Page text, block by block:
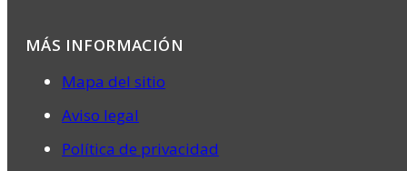
MÁS INFORMACIÓN
Mapa del sitio
Aviso legal
Política de privacidad